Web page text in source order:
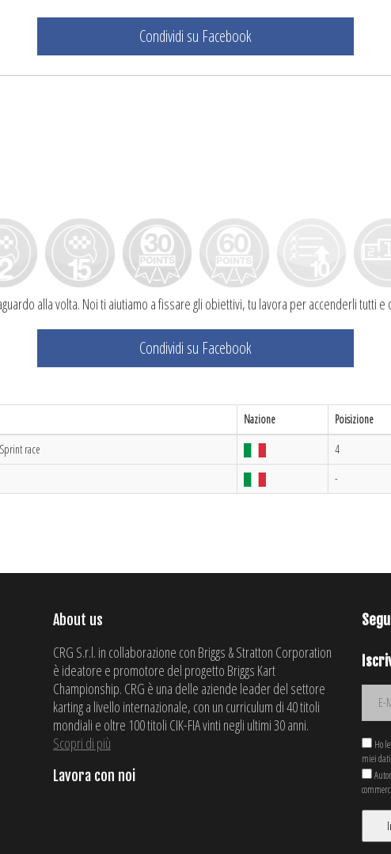
Condividi su Facebook
alla volta. Noi ti aiutiamo a fissare gli obiettivi, tu lavora per accenderli tutti
Condividi su Facebook
Nazione Poisizione
race 4
-
About us
CRG S.r.l. in collaborazione con Briggs & Stratton Corporation
è ideatore e promotore del progetto Briggs Kart
Championship. CRG è una delle aziende leader del settore
karting a livello internazionale, con un curriculum di 40 titoli
mondiali e oltre 100 titoli CIK-FIA vinti negli ultimi 30 anni.
Scopri di più
Lavora con noi
Ho
miei